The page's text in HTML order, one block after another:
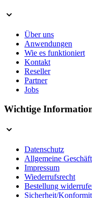
Über uns
Anwendungen
Wie es funktioniert
Kontakt
Reseller
Partner
Jobs
Wichtige
Datenschutz
Allgemeine
Impressum
Wiederrufsrecht
Bestellung
Sicherheit/